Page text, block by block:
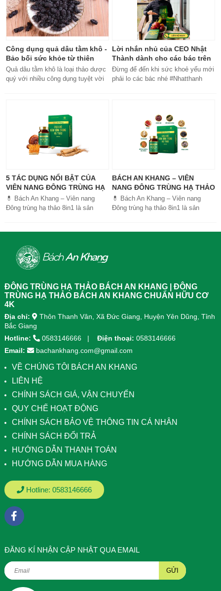
Công dụng quả dâu tằm khô -
Bảo bối sức khỏe từ thiên
nhiên
Quả dâu tằm khô là loại thảo dược
quý với nhiều công dụng tuyệt vời
Lời nhắn nhủ của CEO Nhật
Thành dành cho các bác trên
50 tuổi
Đừng để đến khi sức khoẻ yếu mới
phải lo các bác nhé #Nhatthanh
#khoetubentrong #nhatthanhbak
5 TÁC DỤNG NỔI BẬT CỦA
VIÊN NANG ĐÔNG TRÙNG HẠ
THẢO BÁCH AN KHANG
💊 Bách An Khang – Viên nang
Đông trùng hạ thảo 8in1 là sản
tiêu hóa, ngủ ngon, giảm mệt mỏi.
Sản phẩm được sản xuất tại nhà
máy đạt chuẩn GMP, sử dụng công
giúp hấp thu nhanh và hiệu quả
hơn.
BÁCH AN KHANG – VIÊN
NANG ĐÔNG TRÙNG HẠ THẢO
8IN1: GIẢI PHÁP SỨC KHỎE
TOÀN DIỆN
💊 Bách An Khang – Viên nang
Đông trùng hạ thảo 8in1 là sản
ĐÔNG TRÙNG HẠ THẢO BÁCH AN KHANG | ĐÔNG
TRÙNG HẠ THẢO BÁCH AN KHANG CHUẨN HỮU CƠ
4K
Địa chỉ:
Thôn Thanh Vân, Xã Đức Giang, Huyện Yên Dũng, Tỉnh
Bắc Giang
Hotline:
0583146666 Điện thoại: 0583146666
Email:
bachankhang.com@gmail.com
VỀ CHÚNG TÔI BÁCH AN KHANG
LIÊN HỆ
CHÍNH SÁCH GIÁ, VẬN CHUYỂN
QUY CHẾ HOẠT ĐỘNG
CHÍNH SÁCH BẢO VỆ THÔNG TIN CÁ NHÂN
CHÍNH SÁCH ĐỔI TRẢ
HƯỚNG DẪN THANH TOÁN
HƯỚNG DẪN MUA HÀNG
Hotline: 0583146666
ÐĂNG KÍ NHẬN CẬP NHẬT QUA EMAIL
GỬI